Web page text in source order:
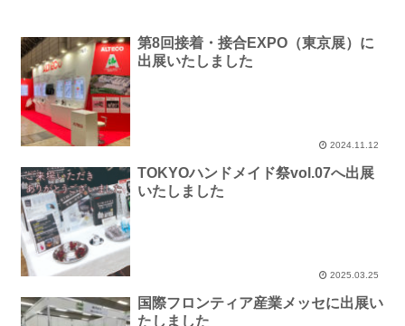
第8回接着・接合EXPO（東京展）に
出展いたしました
2024.11.12
TOKYOハンドメイド祭vol.07へ出展
いたしました
2025.03.25
国際フロンティア産業メッセに出展い
たしました